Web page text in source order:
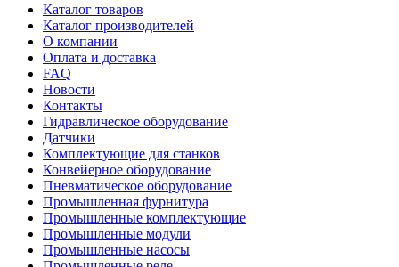
Каталог товаров
Каталог производителей
О компании
Оплата и доставка
FAQ
Новости
Контакты
Гидравлическое оборудование
Датчики
Комплектующие для станков
Конвейерное оборудование
Пневматическое оборудование
Промышленная фурнитура
Промышленные комплектующие
Промышленные модули
Промышленные насосы